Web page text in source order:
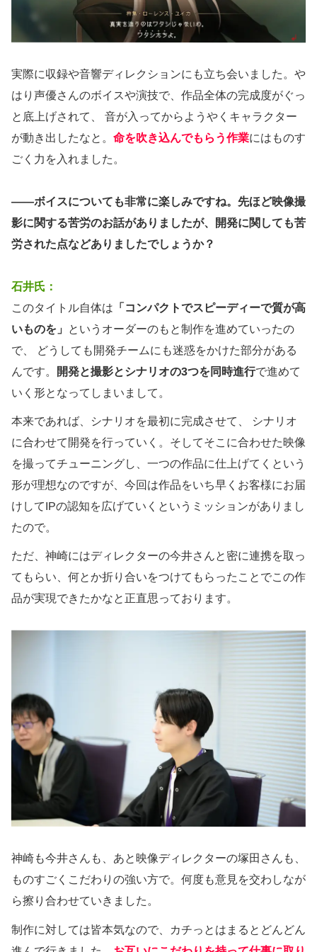
実際に収録や音響ディレクションにも立ち会いました。や
はり声優さんのボイスや演技で、作品全体の完成度がぐっ
と底上げされて、 音が入ってからようやくキャラクター
が動き出したなと。 命を吹き込んでもらう作業にはものす
ごく力を入れました。
——ボイスについても非常に楽しみですね。先ほど映像撮
影に関する苦労のお話がありましたが、開発に関しても苦
労された点などありましたでしょうか？
石井氏：
このタイトル自体は 「コンパクトでスピーディーで質が高
いものを」 というオーダーのもと制作を進めていったの
で、 どうしても開発チームにも迷惑をかけた部分がある
んです。 開発と撮影とシナリオの3つを同時進行で進めて
いく形となってしまいまして。
本来であれば、シナリオを最初に完成させて、 シナリオ
に合わせて開発を行っていく。そしてそこに合わせた映像
を撮ってチューニングし、一つの作品に仕上げてくという
形が理想なのですが、今回は作品をいち早くお客様にお届
けしてIPの認知を広げていくというミッションがありまし
たので。
ただ、神崎にはディレクターの今井さんと密に連携を取っ
てもらい、何とか折り合いをつけてもらったことでこの作
品が実現できたかなと正直思っております。
神崎も今井さんも、あと映像ディレクターの塚田さんも、
ものすごくこだわりの強い方で。何度も意見を交わしなが
ら擦り合わせていきました。
制作に対しては皆本気なので、カチっとはまるとどんどん